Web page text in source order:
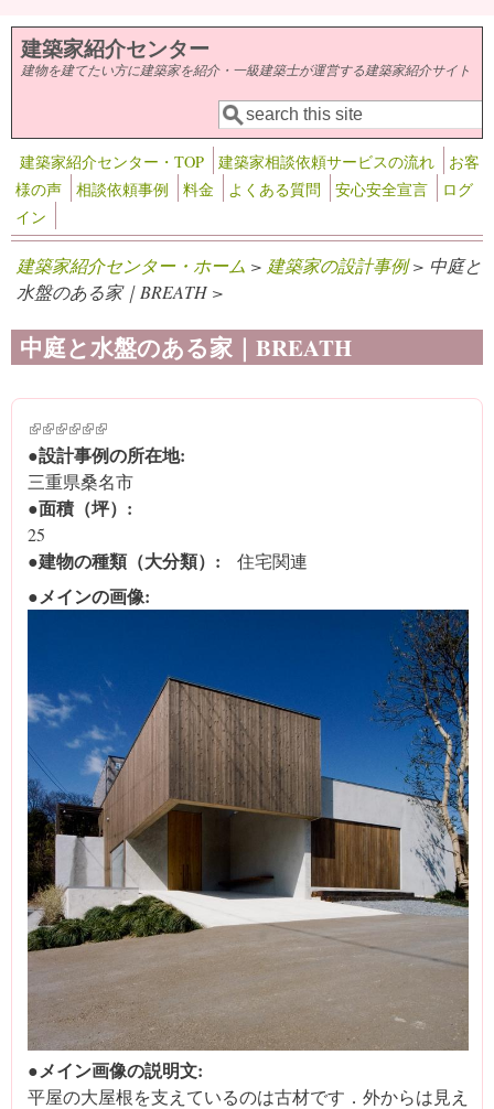
メインコンテンツに移動
建築家紹介センター
建物を建てたい方に建築家を紹介・一級建築士が運営する建築家紹介サイト
検索フォーム
検索
建築家紹介センター・TOP 建築家相談依頼サービスの流れ
お客
様の声
相談依頼事例 料金 よくある質問 安心安全宣言
ログ
イン
建築家紹介センター・ホーム > 建築家の設計事例> 中庭と
水盤のある家｜BREATH >
中庭と水盤のある家｜BREATH
(link is external)
(link is external)
(link is external)
(link is external)
(link is external)
(link is external)
●設計事例の所在地:
三重県桑名市
●面積（坪）:
25
●建物の種類（大分類）: 住宅関連
●メインの画像:
●メイン画像の説明文:
平屋の大屋根を支えているのは古材です．外からは見え